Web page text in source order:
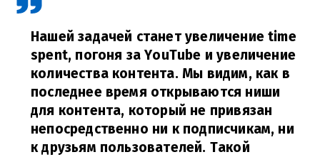
Нашей задачей станет увеличение time
spent, погоня за YouTube и увеличение
количества контента. Мы видим, как в
последнее время открываются ниши
для контента, который не привязан
непосредственно ни к подписчикам, ни
к друзьям пользователей. Такой